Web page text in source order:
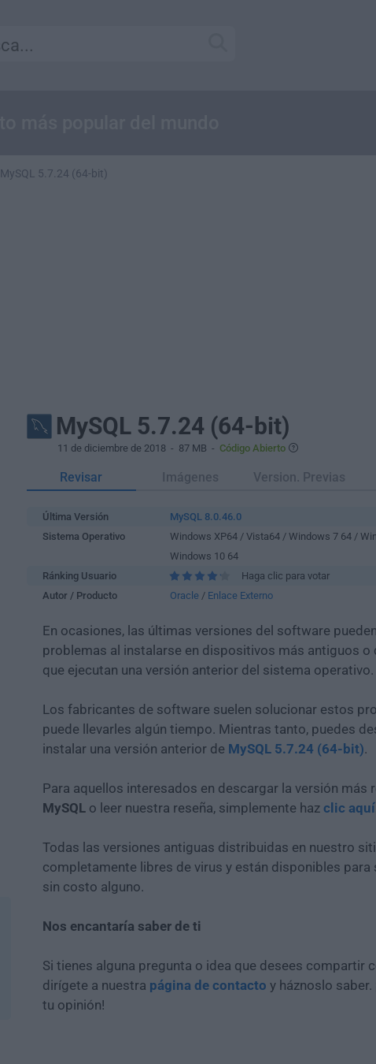
MySQL 5.7.24 (64-bit)
MySQL 5.7.24 (64-bit)
11 de diciembre de 2018 - 87 MB - Código Abierto
Revisar Imágenes Version. Previas
Última Versión
MySQL 8.0.46.0
Sistema Operativo
Windows XP64 / Vista64 / Windows 7 64 /
Windows 10 64
Ránking Usuario
Haga clic para votar
Autor / Producto
Oracle / Enlace Externo
En ocasiones, las últimas versiones del software
problemas al instalarse en dispositivos más antiguos
que ejecutan una versión anterior del sistema operativo.
Los fabricantes de software suelen solucionar estos
puede llevarles algún tiempo. Mientras tanto, puedes
instalar una versión anterior de MySQL 5.7.24 (64-bit).
Para aquellos interesados en descargar la versión más
MySQL o leer nuestra reseña, simplemente haz clic aquí
Todas las versiones antiguas distribuidas en nuestro
completamente libres de virus y están disponibles para
sin costo alguno.
Nos encantaría saber de ti
Si tienes alguna pregunta o idea que desees compartir
dirígete a nuestra página de contacto y háznoslo saber.
tu opinión!